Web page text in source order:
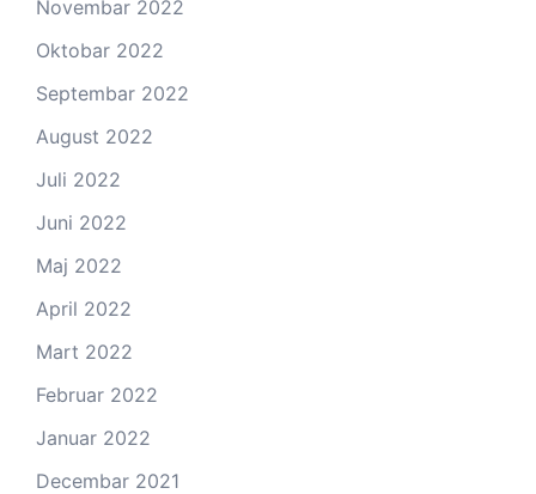
Novembar 2022
Oktobar 2022
Septembar 2022
August 2022
Juli 2022
Juni 2022
Maj 2022
April 2022
Mart 2022
Februar 2022
Januar 2022
Decembar 2021